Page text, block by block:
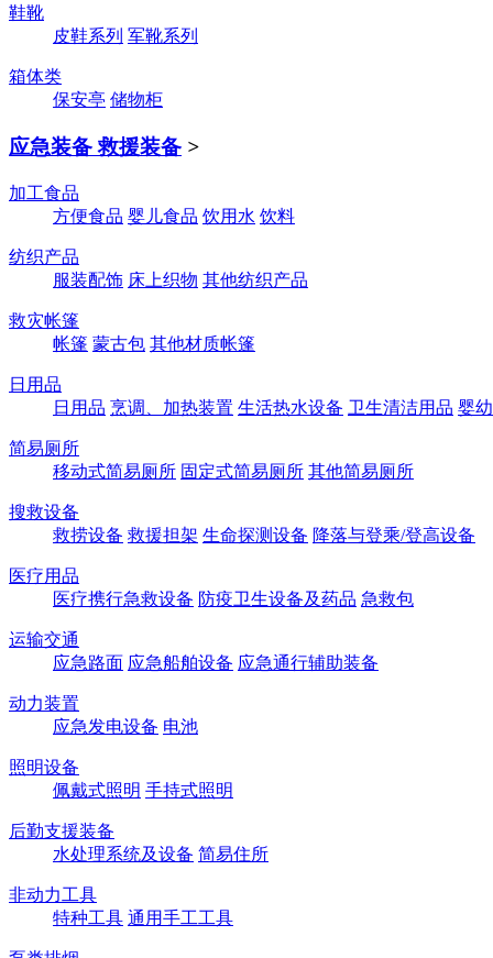
鞋靴
皮鞋系列 军靴系列
箱体类
保安亭 储物柜
应急装备 救援装备 >
加工食品
方便食品 婴儿食品 饮用水 饮料
纺织产品
服装配饰 床上织物 其他纺织产品
救灾帐篷
帐篷 蒙古包 其他材质帐篷
日用品
日用品 烹调、加热装置 生活热水设备 卫生清洁用品 婴
简易厕所
移动式简易厕所 固定式简易厕所 其他简易厕所
搜救设备
救捞设备 救援担架 生命探测设备 降落与登乘/登高设备
医疗用品
医疗携行急救设备 防疫卫生设备及药品 急救包
运输交通
应急路面 应急船舶设备 应急通行辅助装备
动力装置
应急发电设备 电池
照明设备
佩戴式照明 手持式照明
后勤支援装备
水处理系统及设备 简易住所
非动力工具
特种工具 通用手工工具